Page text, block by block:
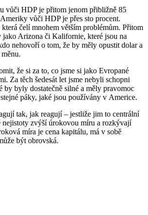
vůči HDP je přitom jenom přibližně 85
vůči HDP je přes sto procent.
čelí mnohem větším problémům. Přitom
jako Arizona či Kalifornie, které jsou na
nehovoří o tom, že by měly opustit dolar a
že si za to, co jsme si jako Evropané
Za těch šedesát let jsme nebyli schopni
by byly dostatečně silné a měly pravomoc
páky, jaké jsou používány v Americe.
tak, jak reagují – jestliže jim to centrální
nejistoty zvýší úrokovou míru a rozkývají
míra je cena kapitálu, má v sobě
být obrovská.